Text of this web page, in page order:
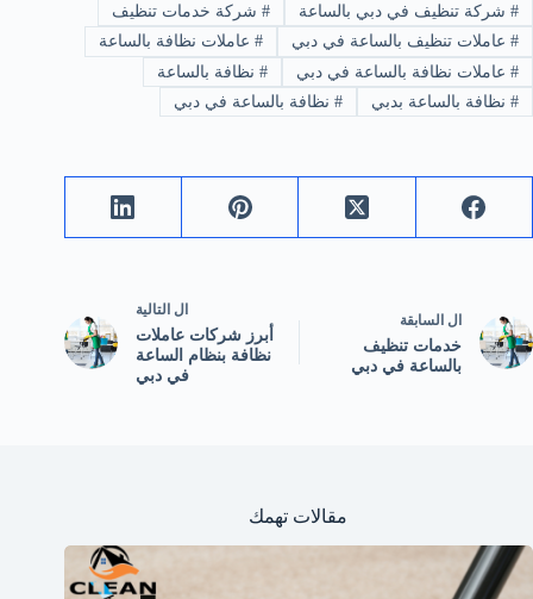
#شركة تنظيف في دبي بالساعة #شركة خدمات تنظيف
#عاملات تنظيف بالساعة في دبي #عاملات نظافة بالساعة
#عاملات نظافة بالساعة في دبي #نظافة بالساعة
#نظافة بالساعة بدبي #نظافة بالساعة في دبي
ال السابقة
خدمات تنظيف
بالساعة في دبي
ال التالية
أبرز شركات عاملات
نظافة بنظام الساعة
في دبي
مقالات تهمك